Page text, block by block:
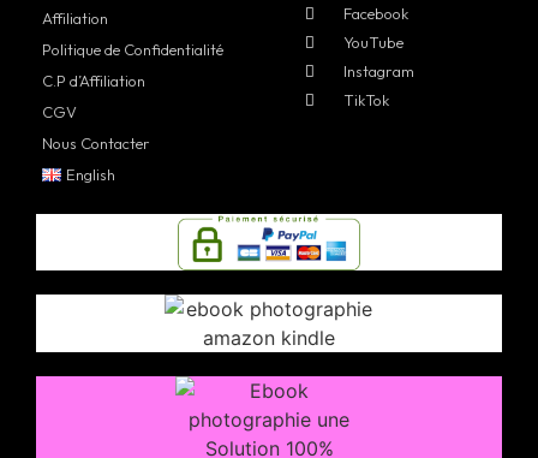
Affiliation
Politique de Confidentialité
C.P d’Affiliation
CGV
Nous Contacter
English
Facebook
YouTube
Instagram
TikTok